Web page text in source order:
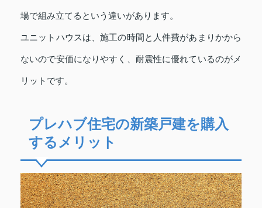
場で組み立てるという違いがあります。
ユニットハウスは、施工の時間と人件費があまりかから
ないので安価になりやすく、耐震性に優れているのがメ
リットです。
プレハブ住宅の新築戸建を購入
するメリット